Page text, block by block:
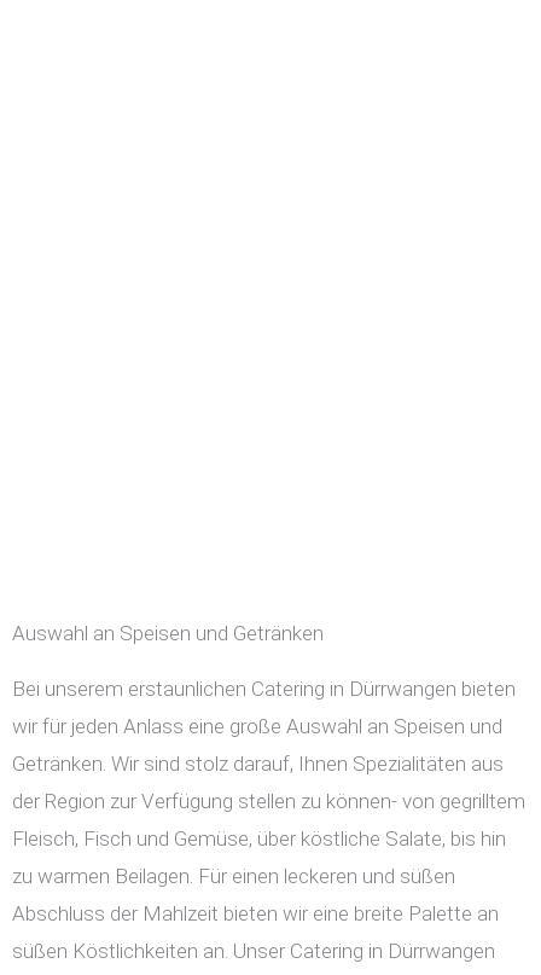
Auswahl an Speisen und Getränken
Bei unserem erstaunlichen Catering in Dürrwangen bieten
wir für jeden Anlass eine große Auswahl an Speisen und
Getränken. Wir sind stolz darauf, Ihnen Spezialitäten aus
der Region zur Verfügung stellen zu können- von gegrilltem
Fleisch, Fisch und Gemüse, über köstliche Salate, bis hin
zu warmen Beilagen. Für einen leckeren und süßen
Abschluss der Mahlzeit bieten wir eine breite Palette an
süßen Köstlichkeiten an. Unser Catering in Dürrwangen